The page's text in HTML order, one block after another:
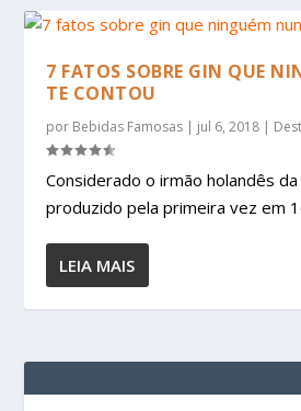
7 FATOS SOBRE GIN QUE
TE CONTOU
por Bebidas Famosas | jul 6, 2018 |
Considerado o irmão holandês
produzido pela primeira vez em
LEIA MAIS